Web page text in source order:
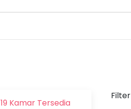
19 Kamar Tersedia
Filter